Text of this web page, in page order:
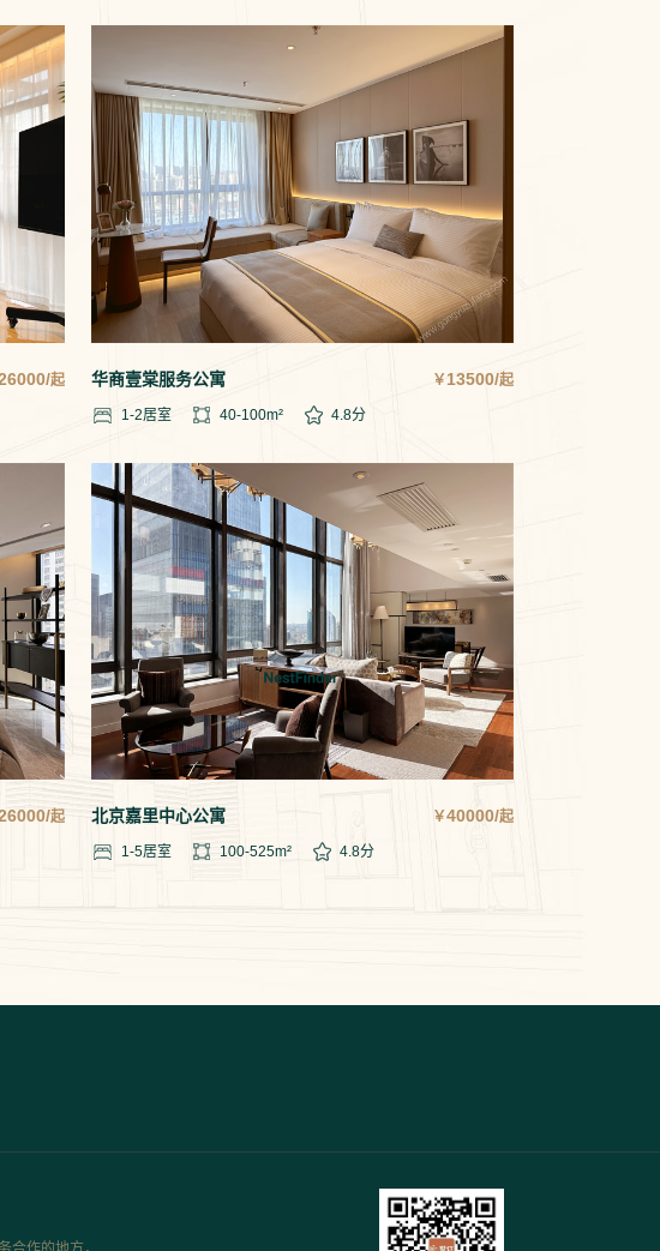
起 华商壹棠服务公寓 ￥13500/起
1-2居室 40-100m² 4.8分
起 北京嘉里中心公寓 ￥40000/起
1-5居室 100-525m² 4.8分